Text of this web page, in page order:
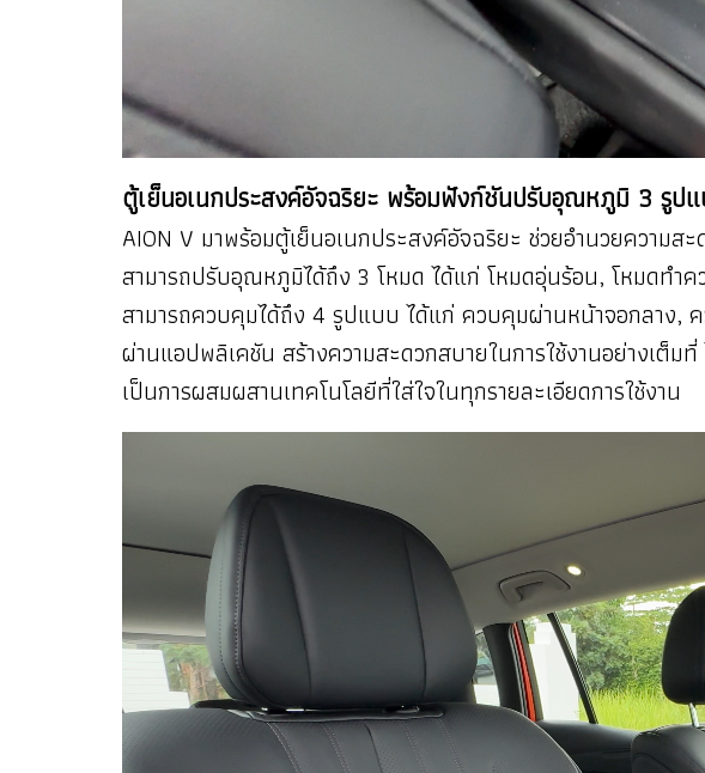
ตู้เย็นอเนกประสงค์อัจฉริยะ พร้อมฟังก์ชันปรับอุณหภูมิ 3 รู
AION V มาพร้อมตู้เย็นอเนกประสงค์อัจฉริยะ ช่วยอำนวยความส
สามารถปรับอุณหภูมิได้ถึง 3 โหมด ได้แก่ โหมดอุ่นร้อน, โหมดท
สามารถควบคุมได้ถึง 4 รูปแบบ ได้แก่ ควบคุมผ่านหน้าจอกลาง,
ผ่านแอปพลิเคชัน สร้างความสะดวกสบายในการใช้งานอย่างเต็ม
เป็นการผสมผสานเทคโนโลยีที่ใส่ใจในทุกรายละเอียดการใช้งาน